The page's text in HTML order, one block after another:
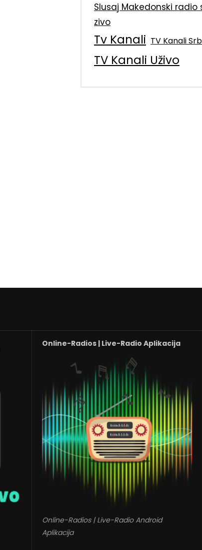
Slusaj Makedonski
zivo
Tv Kanali TV Kanali
TV Kanali Uživo
Online-Radios | Live-Radio Aplikacija
Online-Radios | Live-Radio Android
Aplikacija